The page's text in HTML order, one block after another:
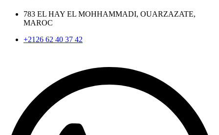
783 EL HAY EL MOHHAMMADI, OUARZAZATE,
MAROC
+2126 62 40 37 42